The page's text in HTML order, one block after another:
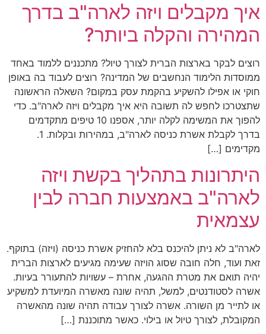
איך מקבלים ויזה לארה"ב בדרך
המהירה והקלה ביותר?
רוצים לבקר בארצות הברית לצורך טיול? מתכננים ללמוד באחד
ממוסדות הלימוד הנחשבים של המדינה? רוצים לעבוד בה באופן
חוקי או אפילו להשקיע בהקמת עסק במקום? השאלה הראשונה
שתצטרכו לחפש לה תשובה היא איך מקבלים ויזה לארה"ב. כדי
להפוך את המשימה לקלה יותר, אספנו 10 טיפים מתקדמים
בדרך לקבלת אשרת כניסה לארה"ב, במהירות ובקלות. 1.
מקדימים […]
היתרונות בתהליך בקשת ויזה
לארה"ב באמצעות חברה לבין
עצמאית
לארה"ב לא ניתן להיכנס בלא להחזיק אשרת כניסה (ויזה) בתוקף.
זאת ועוד, חלה חובה שסוג הויזה שעימה מגיעים לארצות הברית
יהיה תואם את מטרת ההגעה, אחרת – עשויות להתעורר בעיות.
אשרה לסטודנטים, למשל, תהיה שונה מאשרה המיועדת למשקיע
או לתייר מן השורה. אשרה לצורך עבודה תהיה שונה מהאשרה
המקובלת, לצורך טיול או בילוי. כאשר מתוכננת […]